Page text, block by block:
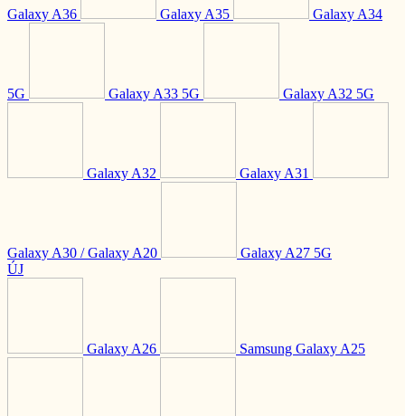
Galaxy A36 Galaxy A35 Galaxy A34
5G Galaxy A33 5G Galaxy A32 5G
Galaxy A32 Galaxy A31
Galaxy A30 / Galaxy A20
Galaxy A27 5G
ÚJ
Galaxy A26 Samsung Galaxy A25